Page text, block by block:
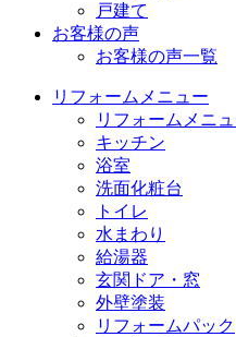
戸建て
お客様の声
お客様の声一覧
リフォームメニュー
リフォームメニ
キッチン
浴室
洗面化粧台
トイレ
水まわり
給湯器
玄関ドア・窓
外壁塗装
リフォームパック